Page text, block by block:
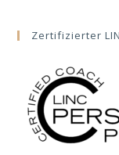
Zertifizierter